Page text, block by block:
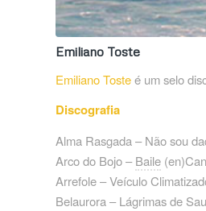
Emiliano Toste
Emiliano Tosteé um selo
Discografia
Alma Rasgada – Não sou
Arco do Bojo –Baile
Arrefole – Veículo
Belaurora – Lágrimas de